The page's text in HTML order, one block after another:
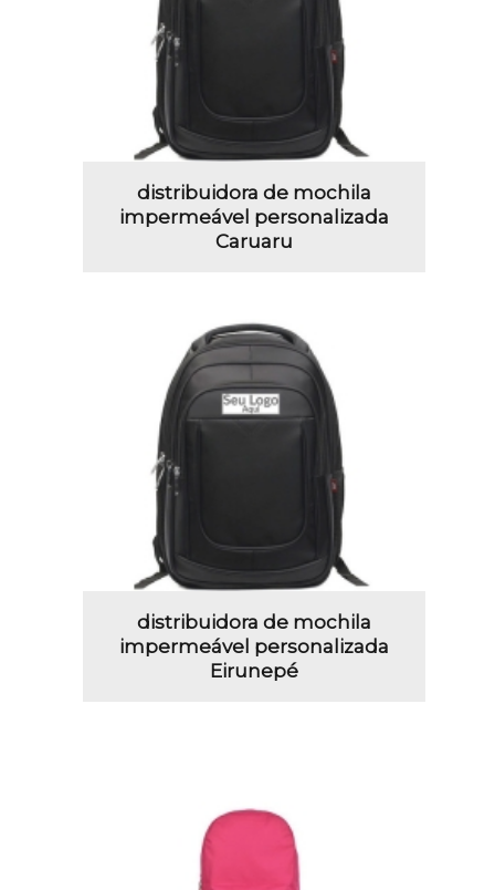
distribuidora de mochila
impermeável personalizada
Caruaru
distribuidora de mochila
impermeável personalizada
Eirunepé